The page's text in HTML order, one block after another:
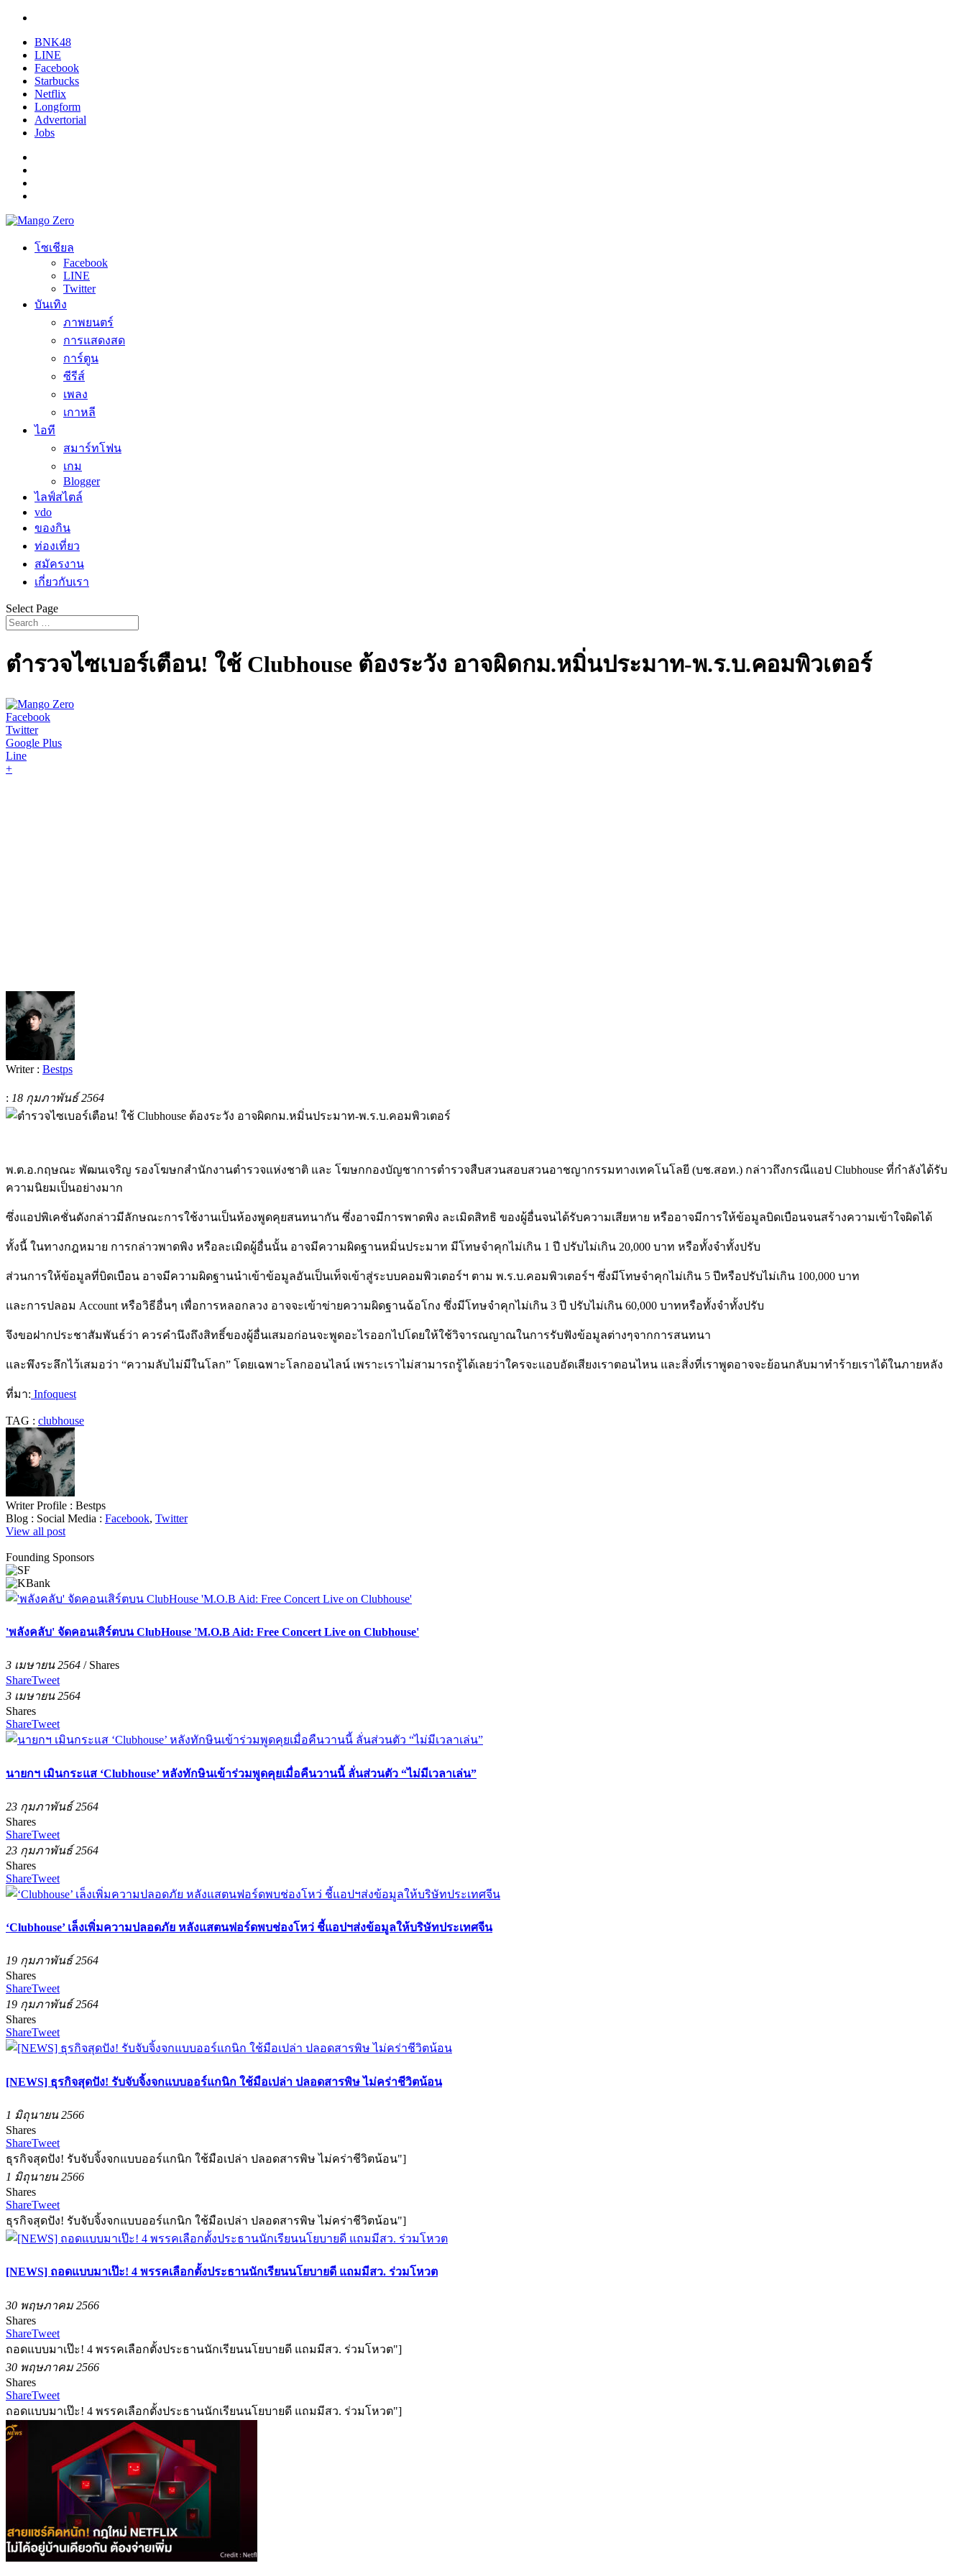
BNK48
LINE
Facebook
Starbucks
Netflix
Longform
Advertorial
Jobs
โซเชียล
Facebook
LINE
Twitter
บันเทิง
ภาพยนตร์
การแสดงสด
การ์ตูน
ซีรีส์
เพลง
เกาหลี
ไอที
สมาร์ทโฟน
เกม
Blogger
ไลฟ์สไตล์
vdo
ของกิน
ท่องเที่ยว
สมัครงาน
เกี่ยวกับเรา
Select Page
ตำรวจไซเบอร์เตือน! ใช้ Clubhouse ต้องระวัง อาจผิดกม.หมิ่นประมาท-พ.ร.บ.คอมพิวเตอร์
Facebook
Twitter
Google Plus
Line
+
Writer : Bestps
: 18 กุมภาพันธ์ 2564
พ.ต.อ.กฤษณะ พัฒนเจริญ รองโฆษกสำนักงานตำรวจแห่งชาติ และ โฆษกกองบัญชาการตำรวจสืบสวนสอบสวนอาชญากรรมทางเทคโนโลยี (บช.สอท.) กล่าวถึงกรณีแอป Clubhouse ที่กำลังได้รับ
ความนิยมเป็นอย่างมาก
ซึ่งแอปพิเคชั่นดังกล่าวมีลักษณะการใช้งานเป็นห้องพูดคุยสนทนากัน ซึ่งอาจมีการพาดพิง ละเมิดสิทธิ ของผู้อื่นจนได้รับความเสียหาย หรืออาจมีการให้ข้อมูลบิดเบือนจนสร้างความเข้าใจผิดได้
ทั้งนี้ ในทางกฎหมาย การกล่าวพาดพิง หรือละเมิดผู้อื่นนั้น อาจมีความผิดฐานหมิ่นประมาท มีโทษจำคุกไม่เกิน 1 ปี ปรับไม่เกิน 20,000 บาท หรือทั้งจำทั้งปรับ
ส่วนการให้ข้อมูลที่บิดเบือน อาจมีความผิดฐานนำเข้าข้อมูลอันเป็นเท็จเข้าสู่ระบบคอมพิวเตอร์ฯ ตาม พ.ร.บ.คอมพิวเตอร์ฯ ซึ่งมีโทษจำคุกไม่เกิน 5 ปีหรือปรับไม่เกิน 100,000 บาท
และการปลอม Account หรือวิธีอื่นๆ เพื่อการหลอกลวง อาจจะเข้าข่ายความผิดฐานฉ้อโกง ซึ่งมีโทษจำคุกไม่เกิน 3 ปี ปรับไม่เกิน 60,000 บาทหรือทั้งจำทั้งปรับ
จึงขอฝากประชาสัมพันธ์ว่า ควรคำนึงถึงสิทธิ์ของผู้อื่นเสมอก่อนจะพูดอะไรออกไปโดยให้ใช้วิจารณญาณในการรับฟังข้อมูลต่างๆจากการสนทนา
และพึงระลึกไว้เสมอว่า “ความลับไม่มีในโลก” โดยเฉพาะโลกออนไลน์ เพราะเราไม่สามารถรู้ได้เลยว่าใครจะแอบอัดเสียงเราตอนไหน และสิ่งที่เราพูดอาจจะย้อนกลับมาทำร้ายเราได้ในภายหลัง
ที่มา: Infoquest
TAG : clubhouse
Writer Profile : Bestps
Blog : Social Media : Facebook, Twitter
View all post
Founding Sponsors
'พลังคลับ' จัดคอนเสิร์ตบน ClubHouse 'M.O.B Aid: Free Concert Live on Clubhouse'
3 เมษายน 2564 / Shares
ShareTweet
3 เมษายน 2564
Shares
ShareTweet
นายกฯ เมินกระแส ‘Clubhouse’ หลังทักษินเข้าร่วมพูดคุยเมื่อคืนวานนี้ ลั่นส่วนตัว “ไม่มีเวลาเล่น”
23 กุมภาพันธ์ 2564
Shares
ShareTweet
23 กุมภาพันธ์ 2564
Shares
ShareTweet
‘Clubhouse’ เล็งเพิ่มความปลอดภัย หลังแสตนฟอร์ดพบช่องโหว่ ชี้แอปฯส่งข้อมูลให้บริษัทประเทศจีน
19 กุมภาพันธ์ 2564
Shares
ShareTweet
19 กุมภาพันธ์ 2564
Shares
ShareTweet
[NEWS] ธุรกิจสุดปัง! รับจับจิ้งจกแบบออร์แกนิก ใช้มือเปล่า ปลอดสารพิษ ไม่คร่าชีวิตน้อน
1 มิถุนายน 2566
Shares
ShareTweet
ธุรกิจสุดปัง! รับจับจิ้งจกแบบออร์แกนิก ใช้มือเปล่า ปลอดสารพิษ ไม่คร่าชีวิตน้อน"]
1 มิถุนายน 2566
Shares
ShareTweet
ธุรกิจสุดปัง! รับจับจิ้งจกแบบออร์แกนิก ใช้มือเปล่า ปลอดสารพิษ ไม่คร่าชีวิตน้อน"]
[NEWS] ถอดแบบมาเป๊ะ! 4 พรรคเลือกตั้งประธานนักเรียนนโยบายดี แถมมีสว. ร่วมโหวต
30 พฤษภาคม 2566
Shares
ShareTweet
ถอดแบบมาเป๊ะ! 4 พรรคเลือกตั้งประธานนักเรียนนโยบายดี แถมมีสว. ร่วมโหวต"]
30 พฤษภาคม 2566
Shares
ShareTweet
ถอดแบบมาเป๊ะ! 4 พรรคเลือกตั้งประธานนักเรียนนโยบายดี แถมมีสว. ร่วมโหวต"]